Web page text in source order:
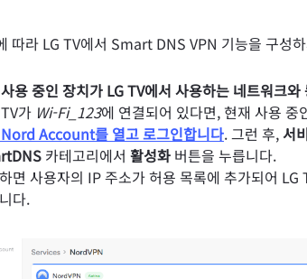
따라 LG TV에서 Smart DNS VPN 기능을 구성
용 중인 장치가 LG TV에서 사용하는 네트워크
가 Wi-Fi_123에 연결되어 있다면, 현재 사용
Nord Account를 열고 로그인합니다. 그런 후,서
카테고리에서 활성화 버튼을 누릅니다.
면 사용자의 IP 주소가 허용 목록에 추가되어
다.